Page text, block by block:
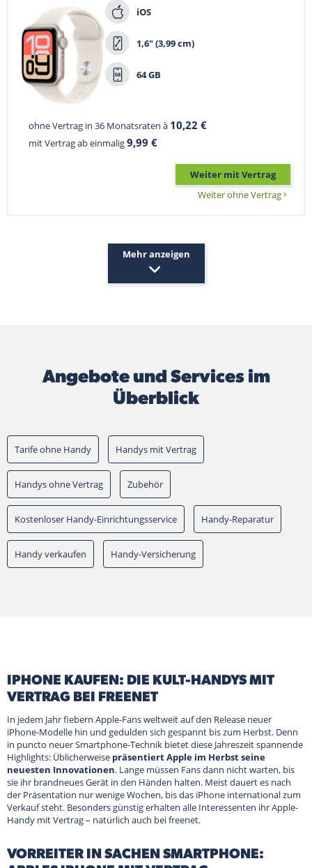
iOS
1,6" (3,99 cm)
64 GB
ohne Vertrag in 36 Monatsraten à 10,22 €
mit Vertrag ab einmalig9,99 €
Weiter mit Vertrag
Weiter ohne Vertrag
Mehr anzeigen
Angebote und Services im
Überblick
Tarife ohne Handy Handys mit Vertrag
Handys ohne Vertrag Zubehör
Kostenloser Handy-Einrichtungsservice Handy-Reparatur
Handy verkaufen Handy-Versicherung
IPHONE KAUFEN: DIE KULT-HANDYS MIT
VERTRAG BEI FREENET
In jedem Jahr fiebern Apple-Fans weltweit auf den Release neuer
iPhone-Modelle hin und gedulden sich gespannt bis zum Herbst. Denn
in puncto neuer Smartphone-Technik bietet diese Jahreszeit spannende
Highlights: Üblicherweise präsentiert Apple im Herbst seine
neuesten Innovationen. Lange müssen Fans dann nicht warten, bis
sie ihr brandneues Gerät in den Händen halten. Meist dauert es nach
der Präsentation nur wenige Wochen, bis das iPhone international zum
Verkauf steht. Besonders günstig erhalten alle Interessenten ihr Apple-
Handy mit Vertrag – natürlich auch bei freenet.
VORREITER IN SACHEN SMARTPHONE: